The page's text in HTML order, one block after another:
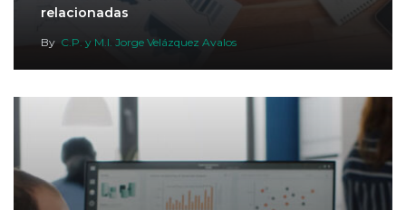
relacionadas
By C.P. y M.I. Jorge Velázquez Avalos